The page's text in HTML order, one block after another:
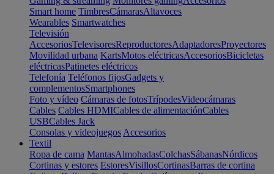
Smart home TimbresCámarasAltavoces
Wearables Smartwatches
Televisión
AccesoriosTelevisoresReproductoresAdaptadoresProyectores
Movilidad urbana KartsMotos eléctricasAccesoriosBicicletas
eléctricasPatinetes eléctricos
Telefonía Teléfonos fijosGadgets y
complementosSmartphones
Foto y vídeo Cámaras de fotosTrípodesVideocámaras
Cables Cables HDMICables de alimentaciónCables
USBCables Jack
Consolas y videojuegos Accesorios
Textil
Ropa de cama MantasAlmohadasColchasSábanasNórdicos
Cortinas y estores EstoresVisillosCortinasBarras de cortina